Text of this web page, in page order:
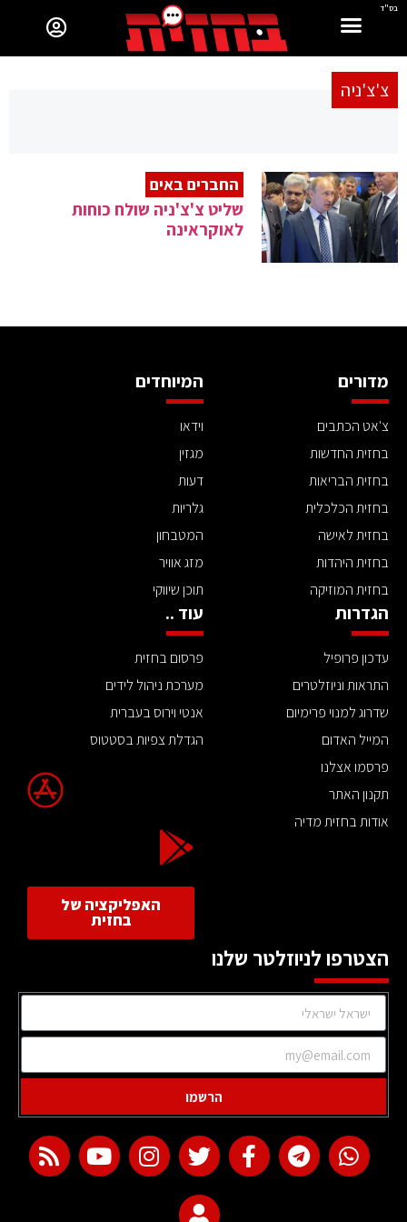
בס"ד
צ'צ'ניה
החברים באים
שליט צ'צ'ניה שולח כוחות
לאוקראינה
מדורים
צ'אט הכתבים
בחזית החדשות
בחזית הבריאות
בחזית הכלכלית
בחזית לאישה
בחזית היהדות
בחזית המוזיקה
המיוחדים
וידאו
מגזין
דעות
גלריות
המטבחון
מזג אוויר
תוכן שיווקי
הגדרות
עדכון פרופיל
התראות וניוזלטרים
שדרוג למנוי פרימיום
המייל האדום
פרסמו אצלנו
תקנון האתר
אודות בחזית מדיה
עוד ..
פרסום בחזית
מערכת ניהול לידים
אנטי וירוס בעברית
הגדלת צפיות בסטטוס
האפליקציה של
בחזית
הצטרפו לניוזלטר שלנו
הרשמו